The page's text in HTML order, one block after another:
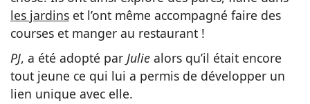
les jardins et l’ont même accompagné faire des
courses et manger au restaurant !
PJ, a été adopté par Julie alors qu’il était encore
tout jeune ce qui lui a permis de développer un
lien unique avec elle.